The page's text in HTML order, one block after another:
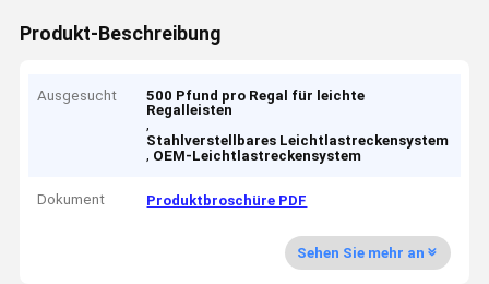
Produkt-Beschreibung
Ausgesucht
500 Pfund pro Regal für leichte
Regalleisten
,
Stahlverstellbares Leichtlastreckensystem
, OEM-Leichtlastreckensystem
Dokument Produktbroschüre PDF
Sehen Sie mehr an